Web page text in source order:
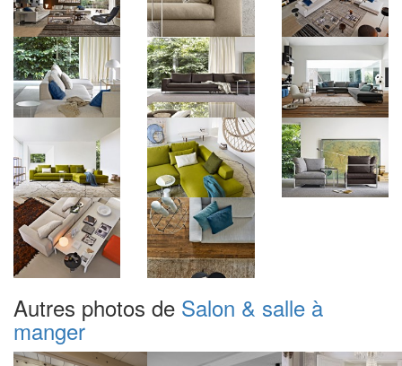
Autres photos de Salon & salle à
manger